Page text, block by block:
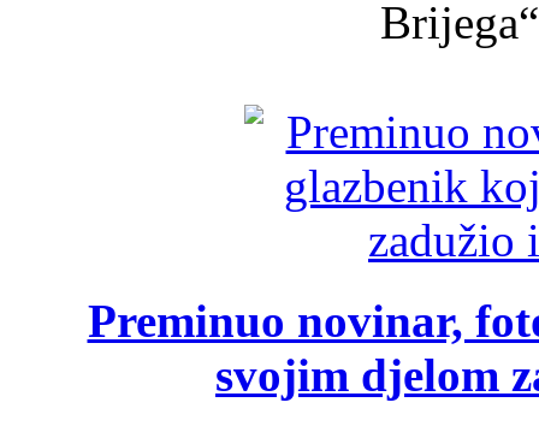
Preminuo novinar,
svojim djelom